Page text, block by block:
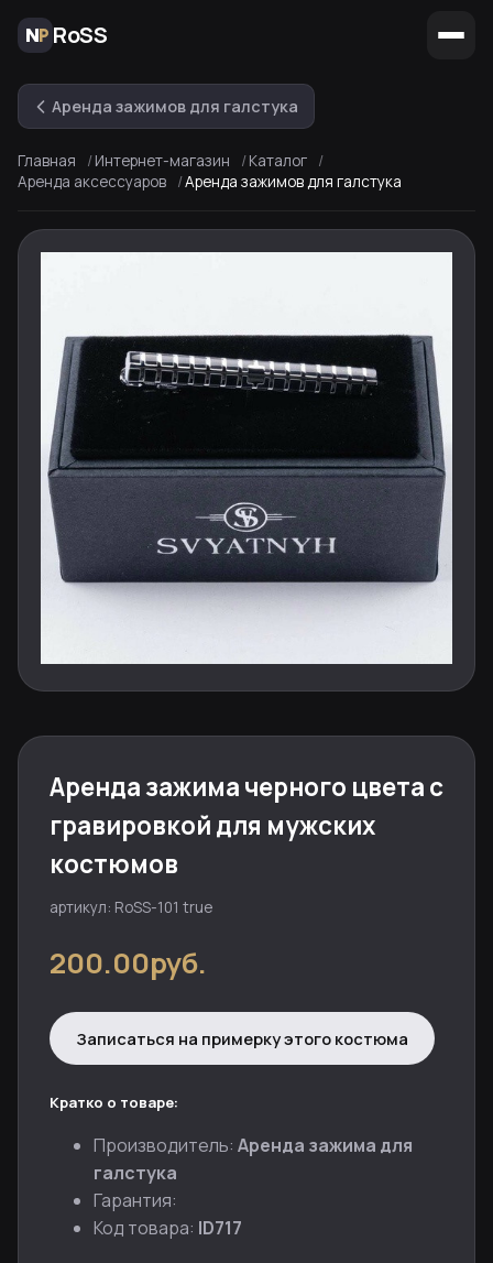
RoSS
Аренда зажимов для галстука
Главная Интернет-магазин
Каталог
Аренда аксессуаров
Аренда зажимов для галстука
Аренда зажима черного цвета с
гравировкой для мужских
костюмов
артикул: RoSS-101 true
200.00руб.
Записаться на примерку этого костюма
Кратко о товаре:
Производитель: Аренда зажима для
галстука
Гарантия:
Код товара: ID717